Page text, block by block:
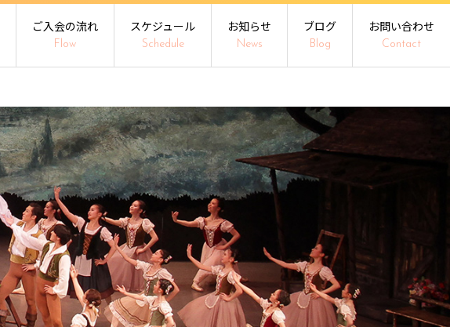
ご入会の流れ
Flow
スケジュール
Schedule
お知らせ
News
ブログ
Blog
お問い合わせ
Contact